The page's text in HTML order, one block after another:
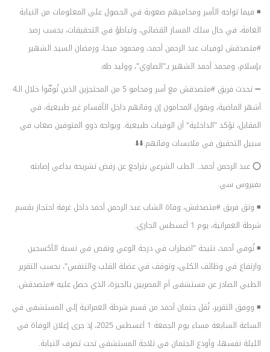
◾ فيما تواجه الأسر ومحاميهم صعوبة في الحصول على المعلومات من النيابة
العامة، في حال سلك المسار القضائي، وتباطؤ في التحقيقات، بحسب رصد
#متصدقش لوفيات عبد الرحمن أحمد، ومحمود ميخا، ورمضان السيد الشهير
بإسلام، ومحمد أحمد الشهير بـ"الصاوي"، ووليد طه.
➖ تحدث فريق #متصدقش مع أسر ومحامو 5 من المحتجزين الذين تُوفّوا خلال الـ4
أشهر الماضية، ويقول المحامون إن وفاتهم داخل الأقسام غير طبيعية، في
المقابل، تؤكد "الداخلية" أن الوفيات طبيعية. ويواجه ذوو المتوفين صعاب في
سبيل التحقيق في ملابسات وفاتهم.⬇️⬇️
⭕ عبد الرحمن أحمد.. الطب الشرعي يتراجع عن رفض تشريحه بداعي إصابته
بفيروس سي
◾ وثق فريق #متصدقش، وفاة الشاب عبد الرحمن أحمد داخل غرفة احتجاز بقسم
شرطة العمرانية، يوم 1 أغسطس الجاري.
◾ تُوفي أحمد، نتيجة "اضطراب في درجة الوعي ونقص في نسبة الأكسجين
وارتفاع في وظائف الكلى، وتوقف في عضلة القلب والتنفس"، بحسب التقرير
الطبي الصادر عن مستشفى أم المصريين بالجيزة، الذي حصل عليه #متصدقش.
◾ ووفق التقرير، نُقل جثمان أحمد من قسم شرطة العمرانية إلى المستشفى في
الساعة السابعة مساء يوم الجمعة 1 أغسطس 2025، إذ جرى إعلان الوفاة في
الليلة نفسها، وأودع الجثمان في ثلاجة المستشفى تحت تصرف النيابة.